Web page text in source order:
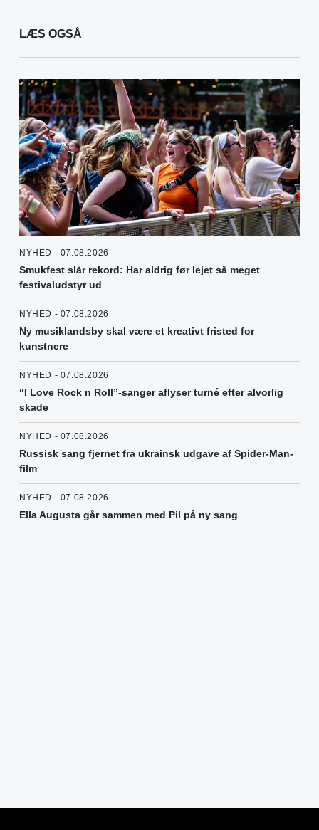
LÆS OGSÅ
NYHED - 07.08.2026
Smukfest slår rekord: Har aldrig før lejet så meget
festivaludstyr ud
NYHED - 07.08.2026
Ny musiklandsby skal være et kreativt fristed for
kunstnere
NYHED - 07.08.2026
“I Love Rock n Roll”-sanger aflyser turné efter alvorlig
skade
NYHED - 07.08.2026
Russisk sang fjernet fra ukrainsk udgave af Spider-Man-
film
NYHED - 07.08.2026
Ella Augusta går sammen med Pil på ny sang